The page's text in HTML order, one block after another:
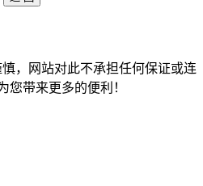
，网站对此不承担任何保证或连
您带来更多的便利！